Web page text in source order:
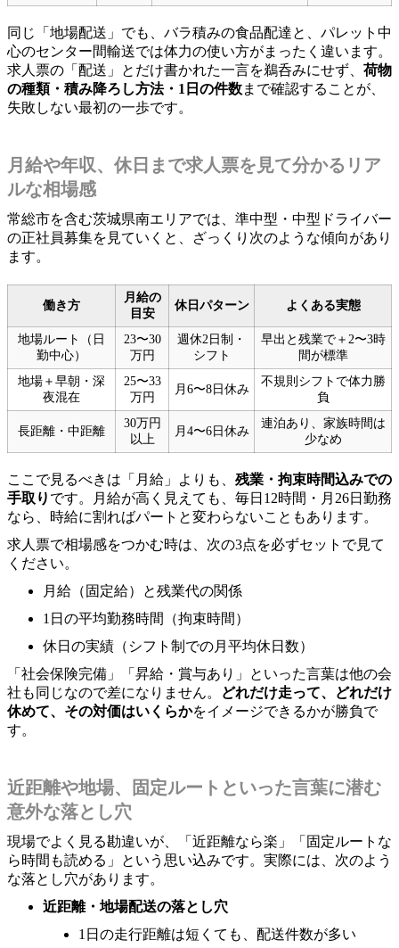
同じ「地場配送」でも、バラ積みの食品配達と、パレット中
心のセンター間輸送では体力の使い方がまったく違います。
求人票の「配送」とだけ書かれた一言を鵜呑みにせず、 荷物
の種類・積み降ろし方法・1日の件数まで確認することが、
失敗しない最初の一歩です。
月給や年収、休日まで求人票を見て分かるリア
ルな相場感
常総市を含む茨城県南エリアでは、準中型・中型ドライバー
の正社員募集を見ていくと、ざっくり次のような傾向があり
ます。
働き方
月給の
目安
休日パターン よくある実態
地場ルート（日
勤中心）
23〜30
万円
週休2日制・
シフト
早出と残業で＋2〜3時
間が標準
地場＋早朝・深
夜混在
25〜33
万円
月6〜8日休み
不規則シフトで体力勝
負
長距離・中距離
30万円
以上
月4〜6日休み
連泊あり、家族時間は
少なめ
ここで見るべきは「月給」よりも、 残業・拘束時間込みでの
手取り です。月給が高く見えても、毎日12時間・月26日勤務
なら、時給に割ればパートと変わらないこともあります。
求人票で相場感をつかむ時は、次の3点を必ずセットで見て
ください。
月給（固定給）と残業代の関係
1日の平均勤務時間（拘束時間）
休日の実績（シフト制での月平均休日数）
「社会保険完備」「昇給・賞与あり」といった言葉は他の会
社も同じなので差になりません。
どれだけ走って、どれだけ
休めて、その対価はいくらかをイメージできるかが勝負で
す。
近距離や地場、固定ルートといった言葉に潜む
意外な落とし穴
現場でよく見る勘違いが、「近距離なら楽」「固定ルートな
ら時間も読める」という思い込みです。実際には、次のよう
な落とし穴があります。
近距離・地場配送の落とし穴
1日の走行距離は短くても、配送件数が多い